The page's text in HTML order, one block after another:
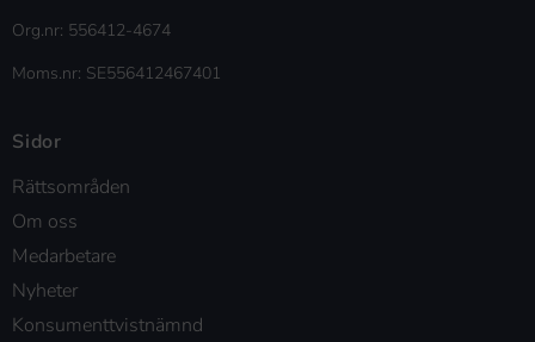
Org.nr: 556412-4674
Moms.nr: SE556412467401
Sidor
Rättsområden
Om oss
Medarbetare
Nyheter
Konsumenttvistnämnd